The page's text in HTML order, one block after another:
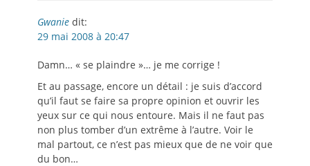
Gwanie dit:
29 mai 2008 à 20:47
Damn… « se plaindre »… je me corrige !
Et au passage, encore un détail : je suis d’accord
qu’il faut se faire sa propre opinion et ouvrir les
yeux sur ce qui nous entoure. Mais il ne faut pas
non plus tomber d’un extrême à l’autre. Voir le
mal partout, ce n’est pas mieux que de ne voir que
du bon…